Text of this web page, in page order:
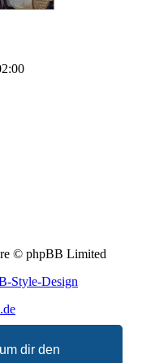
dir den
© phpBB Limited
Style-Design